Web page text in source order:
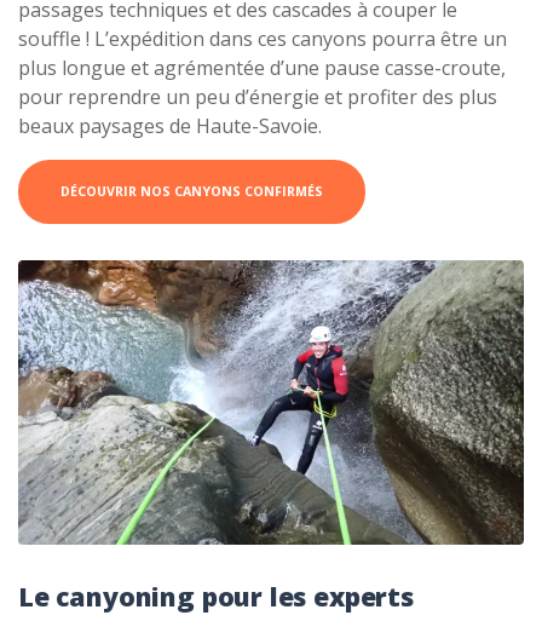
passages techniques et des cascades à couper le
souffle ! L’expédition dans ces canyons pourra être un
plus longue et agrémentée d’une pause casse-croute,
pour reprendre un peu d’énergie et profiter des plus
beaux paysages de Haute-Savoie.
DÉCOUVRIR NOS CANYONS CONFIRMÉS
Le canyoning pour les experts